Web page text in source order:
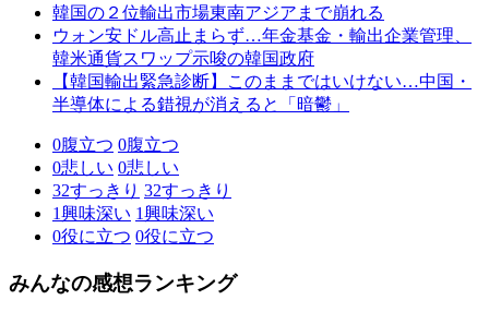
韓国の２位輸出市場東南アジアまで崩れる
ウォン安ドル高止まらず…年金基金・輸出企業管理、
韓米通貨スワップ示唆の韓国政府
【韓国輸出緊急診断】このままではいけない…中国・
半導体による錯視が消えると「暗鬱」
0腹立つ 0腹立つ
0悲しい 0悲しい
32すっきり 32すっきり
1興味深い 1興味深い
0役に立つ 0役に立つ
みんなの感想ランキング